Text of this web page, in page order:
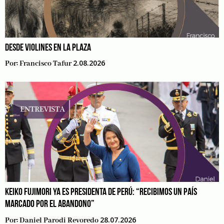
DESDE VIOLINES EN LA PLAZA
Por:Francisco Tafur 2.08.2026
KEIKO FUJIMORI YA ES PRESIDENTA DE PERÚ: “RECIBIMOS UN PAÍS
MARCADO POR EL ABANDONO”
Por:Daniel Parodi Revoredo 28.07.2026